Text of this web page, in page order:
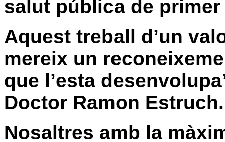
salut pública de
Aquest treball d’un
mereix un
que l’esta
Doctor Ramon Estruch.
Nosaltres amb la